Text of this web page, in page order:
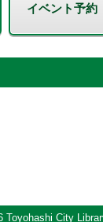
イベント予約
Toyohashi City